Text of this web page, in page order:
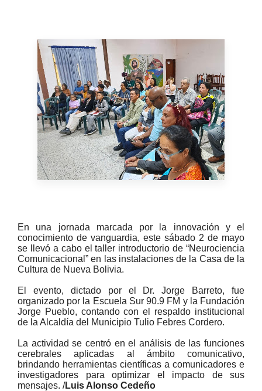
En una jornada marcada por la innovación y el
conocimiento de vanguardia, este sábado 2 de mayo
se llevó a cabo el taller introductorio de “Neurociencia
Comunicacional” en las instalaciones de la Casa de la
Cultura de Nueva Bolivia.
El evento, dictado por el Dr. Jorge Barreto, fue
organizado por la Escuela Sur 90.9 FM y la Fundación
Jorge Pueblo, contando con el respaldo institucional
de la Alcaldía del Municipio Tulio Febres Cordero.
La actividad se centró en el análisis de las funciones
cerebrales aplicadas al ámbito comunicativo,
brindando herramientas científicas a comunicadores e
investigadores para optimizar el impacto de sus
mensajes. /Luis Alonso Cedeño